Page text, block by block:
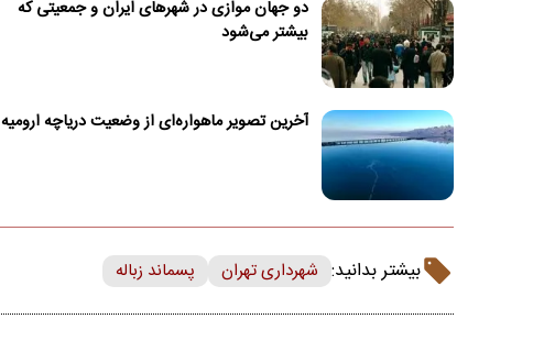
دو جهان موازی در شهرهای ایران و جمعیتی که
بیشتر می‌شود
آخرین تصویر ماهواره‌ای از وضعیت دریاچه ارومیه
بیشتر بدانید: شهرداری تهران پسماند زباله